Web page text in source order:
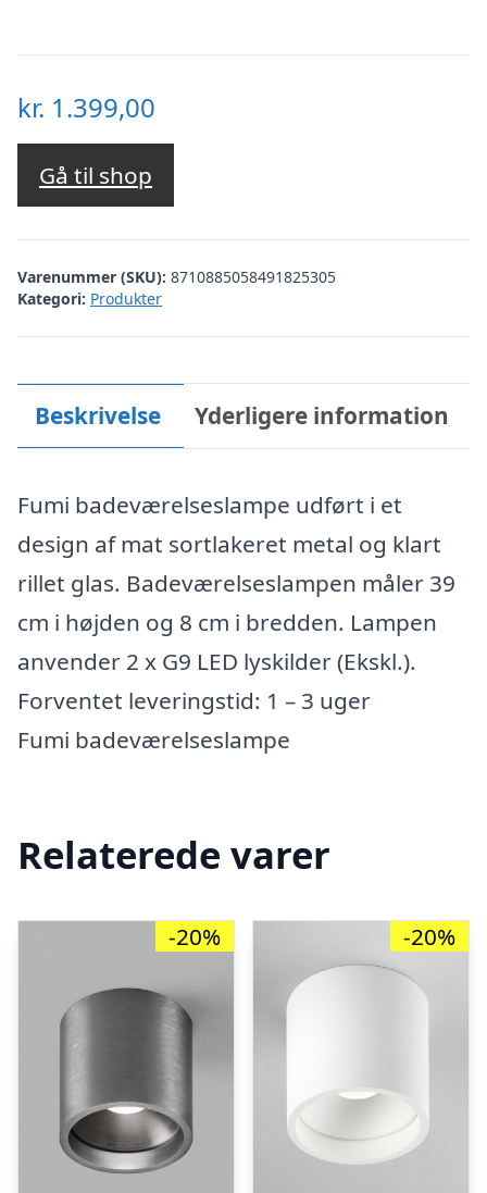
kr. 1.399,00
Gå til shop
Varenummer (SKU): 8710885058491825305
Kategori: Produkter
Beskrivelse Yderligere information
Fumi badeværelseslampe udført i et
design af mat sortlakeret metal og klart
rillet glas. Badeværelseslampen måler 39
cm i højden og 8 cm i bredden. Lampen
anvender 2 x G9 LED lyskilder (Ekskl.).
Forventet leveringstid: 1 – 3 uger
Fumi badeværelseslampe
Relaterede varer
-20% -20%